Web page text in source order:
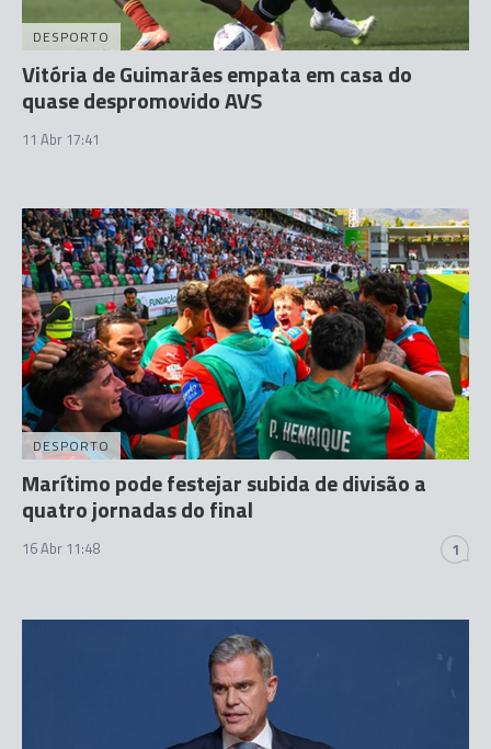
DESPORTO
Vitória de Guimarães empata em casa do
quase despromovido AVS
11 Abr 17:41
DESPORTO
Marítimo pode festejar subida de divisão a
quatro jornadas do final
16 Abr 11:48 1